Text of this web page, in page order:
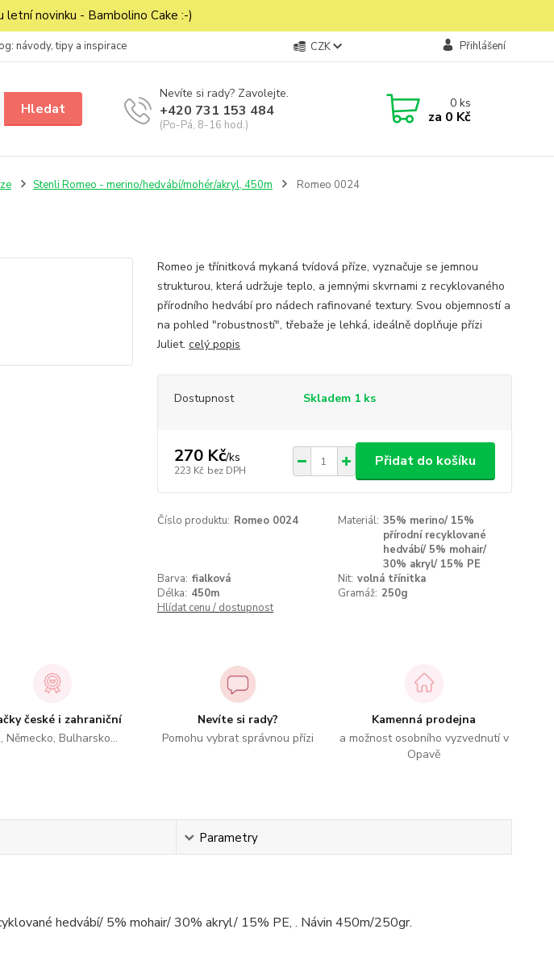
letní novinku - Bambolino Cake :-)
návody, tipy a inspirace CZK Přihlášení
Hledat
Nevíte si rady? Zavolejte.
+420 731 153 484
(Po-Pá, 8-16 hod.)
0ks
za 0 Kč
Stenli Romeo - merino/hedvábí/mohér/akryl, 450m Romeo 0024
Romeo je třínitková mykaná tvídová příze, vyznačuje se jemnou
strukturou, která udržuje teplo, a jemnými skvrnami z recyklovaného
přírodního hedvábí pro nádech rafinované textury. Svou objemností a
na pohled "robustností", třebaže je lehká, ideálně doplňuje přízi
Juliet. celý popis
Dostupnost Skladem 1 ks
270 Kč/ks
223 Kč bez DPH
Přidat do košíku
Číslo produktu: Romeo 0024 Materiál: 35% merino/ 15%
přírodní recyklované
hedvábí/ 5% mohair/
30% akryl/ 15% PE
Barva: fialková Nit: volná třínitka
Délka: 450m Gramáž: 250g
Hlídat cenu / dostupnost
české i zahraniční
Německo, Bulharsko...
Nevíte si rady?
Pomohu vybrat správnou přízi
Kamenná prodejna
a možnost osobního vyzvednutí v
Opavě
Parametry
hedvábí/ 5% mohair/ 30% akryl/ 15% PE, . Návin 450m/250gr.